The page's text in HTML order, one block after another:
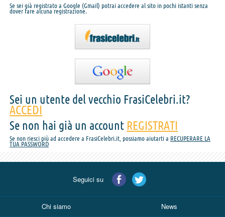
Se sei già registrato a Google (Gmail) potrai accedere al sito in pochi istanti senza
dover fare alcuna registrazione.
Sei un utente del vecchio FrasiCelebri.it?
ACCEDI
Se non hai già un account REGISTRATI
Se non riesci più ad accedere a FrasiCelebri.it, possiamo aiutarti a RECUPERARE LA
TUA PASSWORD
Seguici su
Chi siamo News